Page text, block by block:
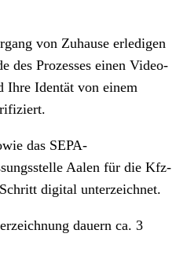
von Zuhause erledigen
des Prozesses einen Video-
Ihre Identät von einem
das SEPA-
Aalen für die Kfz-
digital unterzeichnet.
dauern ca. 3